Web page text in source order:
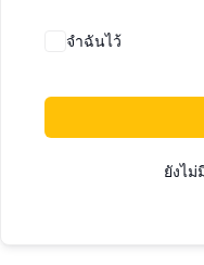
จำฉันไว้
ยังไ